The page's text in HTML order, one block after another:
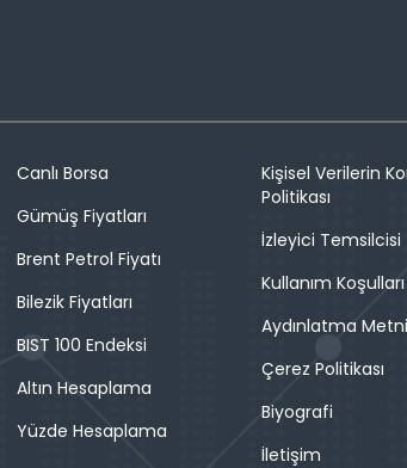
Canlı Borsa
Gümüş Fiyatları
Brent Petrol Fiyatı
Bilezik Fiyatları
BIST 100 Endeksi
Altın Hesaplama
Yüzde Hesaplama
Kişisel Verilerin
Politikası
İzleyici Temsilcisi
Kullanım Koşulları
Aydınlatma Metni
Çerez Politikası
Biyografi
İletişim